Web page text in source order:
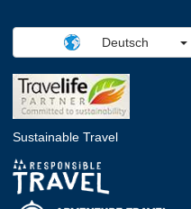
Deutsch
Sustainable Travel